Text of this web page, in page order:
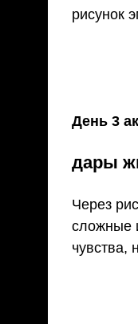
рисунок
День 3
дары
Через
сложные
чувства,